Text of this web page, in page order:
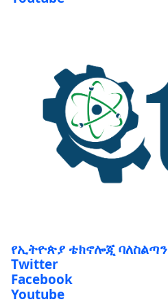
የኢትዮጵያ ቴክኖሎጂ ባለስልጣን
Twitter
Facebook
Youtube